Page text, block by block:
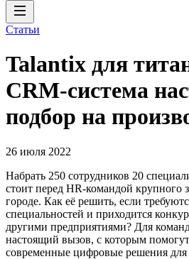
Статьи
Talantix для
CRM-система
подбор на
26 июля 2022
Набрать 250 сотрудников 20
стоит перед HR-командой крупного
городе. Как её решить, если
специальностей и приходится
другими предприятиями? Для
настоящий вызов, с которым
современные цифровые решения для